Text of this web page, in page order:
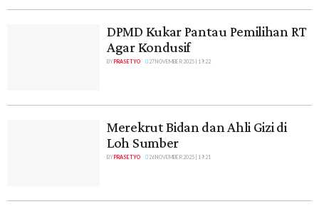
DPMD Kukar Pantau Pemilihan RT
Agar Kondusif
BY PRASETYO 27 NOVEMBER 2025 | 19:22
Merekrut Bidan dan Ahli Gizi di
Loh Sumber
BYPRASETYO 26 NOVEMBER 2025 | 19:21